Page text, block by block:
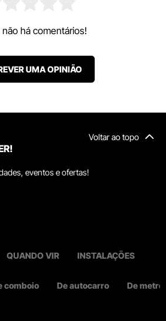
não há comentários!
UMA OPINIÃO
Voltar ao topo
eventos e ofertas!
QUANDO VIR INSTALAÇÕES
comboio De autocarro De metro